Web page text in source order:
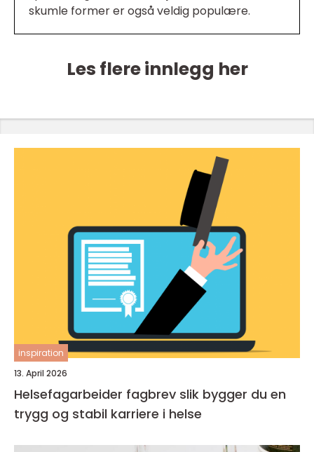
skumle former er også veldig populære.
Les flere innlegg her
inspiration
13. April 2026
Helsefagarbeider fagbrev slik bygger du en
trygg og stabil karriere i helse